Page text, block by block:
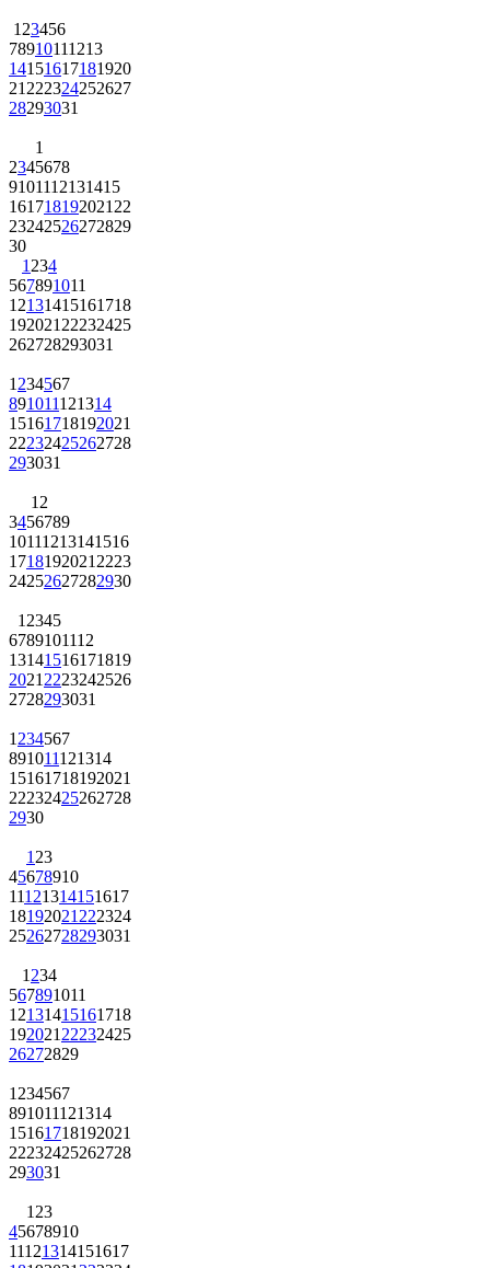
1 23456
78910111213
14151617181920
21 222324252627
28293031
1
2345678
9101112131415
161718192021 22
23242526272829
30
1 234
567891011
12131415161718
192021 22232425
262728293031
1 234567
891011121314
15161718192021
22232425262728
293031
1 2
3456789
10111213141516
1718192021 2223
24252627282930
1 2345
6789101112
13141516171819
2021 2223242526
2728293031
1 234567
891011121314
15161718192021
22232425262728
2930
1 23
45678910
11121314151617
18192021 222324
25262728293031
1 234
567891011
12131415161718
192021 22232425
26272829
1 234567
891011121314
15161718192021
22232425262728
293031
1 23
45678910
11121314151617